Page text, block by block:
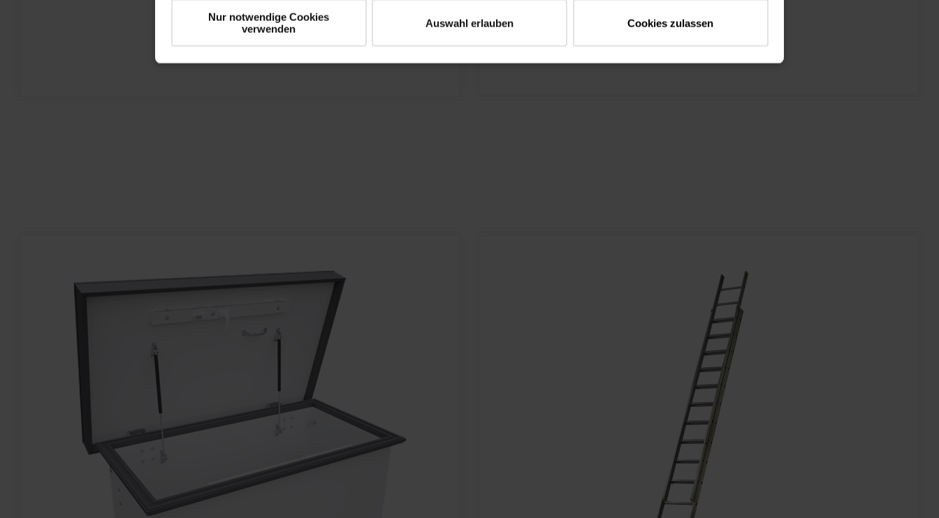
Nur notwendige Cookies
verwenden
Auswahl erlauben Cookies zulassen
Produkt entdecken Produkt entdecken